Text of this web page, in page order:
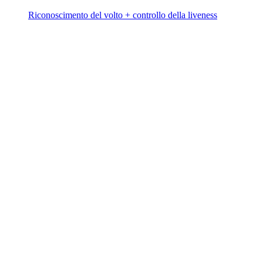
Riconoscimento del volto + controllo della liveness